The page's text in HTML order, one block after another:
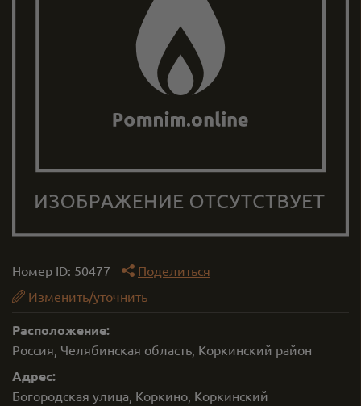
Номер ID: 50477
Поделиться
Изменить/уточнить
Расположение:
Россия, Челябинская область, Коркинский район
Адрес:
Богородская улица, Коркино, Коркинский